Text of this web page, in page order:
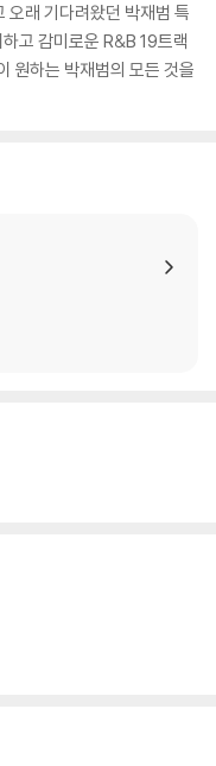
오래 기다려왔던 박재범 특
고 감미로운 R&B 19트랙
원하는 박재범의 모든 것을